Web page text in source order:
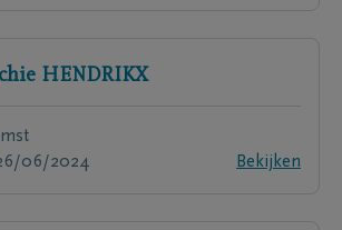
HENDRIKX
06/2024
Bekijken